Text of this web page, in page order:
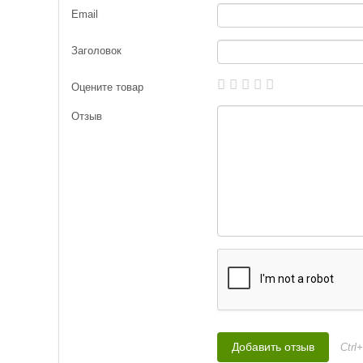
Email
Заголовок
Оцените товар
Отзыв